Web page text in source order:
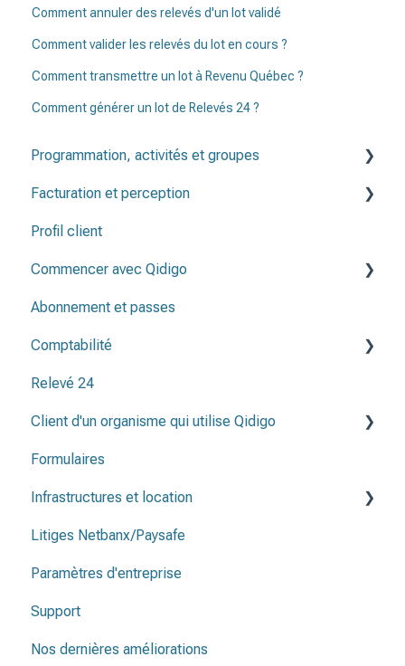
Comment annuler des relevés d'un lot validé
Comment valider les relevés du lot en cours ?
Comment transmettre un lot à Revenu Québec ?
Comment générer un lot de Relevés 24 ?
Programmation, activités et groupes
Programmation
Groupes
Activités
Périodes d'inscription
Listes de présence
Facturation et perception
Factures
Note de crédit & remboursement
Profil client
Commencer avec Qidigo
Créer une programmation
Avant de publier ma programmation
Abonnement et passes
Comptabilité
Méthodes de paiement
Plan comptable
Relevé 24
Client d'un organisme qui utilise Qidigo
Relevé 24
Formulaires
Infrastructures et location
Infrastructure et et emplacements
Contrat de location
Litiges Netbanx/Paysafe
Paramètres d'entreprise
Support
Nos dernières améliorations